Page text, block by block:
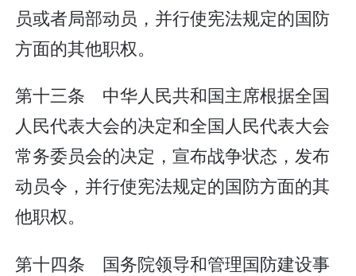
员或者局部动员，并行使宪法规定的国防
方面的其他职权。
第十三条 中华人民共和国主席根据全国
人民代表大会的决定和全国人民代表大会
常务委员会的决定，宣布战争状态，发布
动员令，并行使宪法规定的国防方面的其
他职权。
第十四条 国务院领导和管理国防建设事